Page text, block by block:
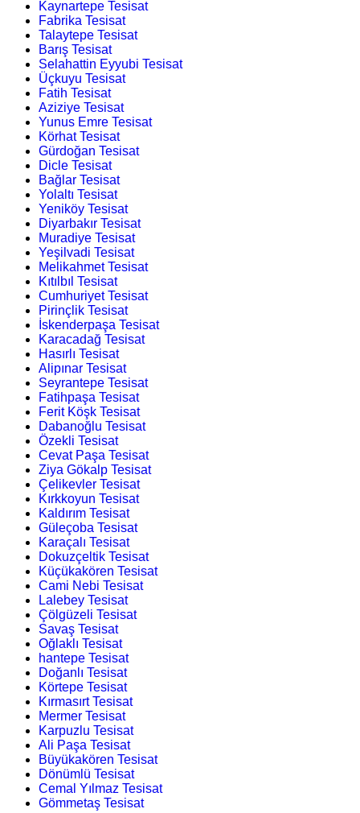
Kaynartepe Tesisat
Fabrika Tesisat
Talaytepe Tesisat
Barış Tesisat
Selahattin Eyyubi Tesisat
Üçkuyu Tesisat
Fatih Tesisat
Aziziye Tesisat
Yunus Emre Tesisat
Körhat Tesisat
Gürdoğan Tesisat
Dicle Tesisat
Bağlar Tesisat
Yolaltı Tesisat
Yeniköy Tesisat
Diyarbakır Tesisat
Muradiye Tesisat
Yeşilvadi Tesisat
Melikahmet Tesisat
Kıtılbıl Tesisat
Cumhuriyet Tesisat
Pirinçlik Tesisat
İskenderpaşa Tesisat
Karacadağ Tesisat
Hasırlı Tesisat
Alipınar Tesisat
Seyrantepe Tesisat
Fatihpaşa Tesisat
Ferit Köşk Tesisat
Dabanoğlu Tesisat
Özekli Tesisat
Cevat Paşa Tesisat
Ziya Gökalp Tesisat
Çelikevler Tesisat
Kırkkoyun Tesisat
Kaldırım Tesisat
Güleçoba Tesisat
Karaçalı Tesisat
Dokuzçeltik Tesisat
Küçükakören Tesisat
Cami Nebi Tesisat
Lalebey Tesisat
Çölgüzeli Tesisat
Savaş Tesisat
Oğlaklı Tesisat
hantepe Tesisat
Doğanlı Tesisat
Körtepe Tesisat
Kırmasırt Tesisat
Mermer Tesisat
Karpuzlu Tesisat
Ali Paşa Tesisat
Büyükakören Tesisat
Dönümlü Tesisat
Cemal Yılmaz Tesisat
Gömmetaş Tesisat